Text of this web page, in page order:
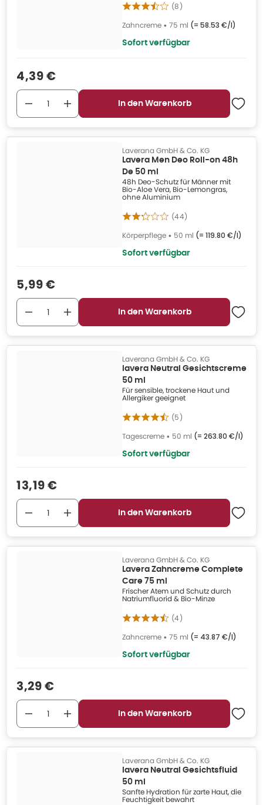
(8)
Zahncreme • 75 ml (= 58.53 €/l)
Sofort verfügbar
Verkaufspreis
4,39 €
In den Warenkorb
Laverana GmbH & Co. KG
Lavera Men Deo Roll-on 48h
De 50 ml
48h Deo-Schutz für Männer mit
Bio-Aloe Vera, Bio-Lemongras,
ohne Aluminium
(44)
Körperpflege • 50 ml (= 119.80 €/l)
Sofort verfügbar
Verkaufspreis
5,99 €
In den Warenkorb
Laverana GmbH & Co. KG
lavera Neutral Gesichtscreme
50 ml
Für sensible, trockene Haut und
Allergiker geeignet
(5)
Tagescreme • 50 ml (= 263.80 €/l)
Sofort verfügbar
Verkaufspreis
13,19 €
In den Warenkorb
Laverana GmbH & Co. KG
Lavera Zahncreme Complete
Care 75 ml
Frischer Atem und Schutz durch
Natriumfluorid & Bio-Minze
(4)
Zahncreme • 75 ml (= 43.87 €/l)
Sofort verfügbar
Verkaufspreis
3,29 €
In den Warenkorb
Laverana GmbH & Co. KG
lavera Neutral Gesichtsfluid
50 ml
Sanfte Hydration für zarte Haut, die
Feuchtigkeit bewahrt